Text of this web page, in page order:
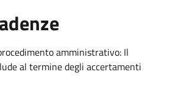
amministrativo: Il
al termine degli accertamenti